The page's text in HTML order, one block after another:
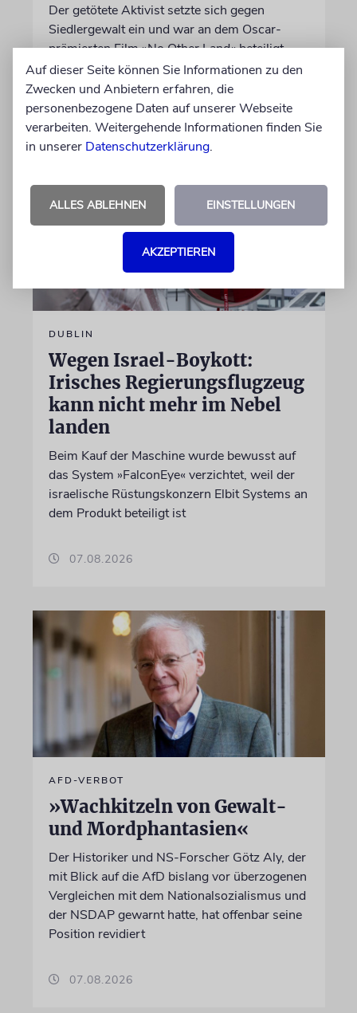
Der getötete Aktivist setzte sich gegen
Siedlergewalt ein und war an dem Oscar-
prämierten Film »No Other Land« beteiligt.
Jetzt steht der mutmaßliche Täter vor Gericht
07.08.2026
DUBLIN
Wegen Israel-Boykott:
Irisches Regierungsflugzeug
kann nicht mehr im Nebel
landen
Beim Kauf der Maschine wurde bewusst auf
das System »FalconEye« verzichtet, weil der
israelische Rüstungskonzern Elbit Systems an
dem Produkt beteiligt ist
07.08.2026
AFD-VERBOT
»Wachkitzeln von Gewalt-
und Mordphantasien«
Der Historiker und NS-Forscher Götz Aly, der
mit Blick auf die AfD bislang vor überzogenen
Vergleichen mit dem Nationalsozialismus und
der NSDAP gewarnt hatte, hat offenbar seine
Position revidiert
07.08.2026
Auf dieser Seite können Sie Informationen zu den
Zwecken und Anbietern erfahren, die
personenbezogene Daten auf unserer Webseite
verarbeiten. Weitergehende Informationen finden Sie
in unserer Datenschutzerklärung.
ALLES ABLEHNEN EINSTELLUNGEN
AKZEPTIEREN